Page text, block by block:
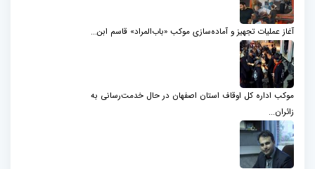
آغاز عملیات تجهیز و آماده‌سازی موکب «باب‌المراد» قاسم ابن...
موکب اداره کل اوقاف استان اصفهان در حال خدمت‌رسانی به
زائران...